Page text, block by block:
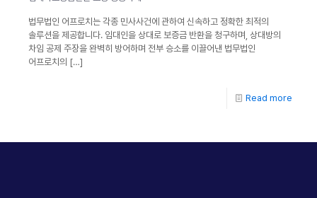
법무법인 어프로치는 각종 민사사건에 관하여 신속하고 정확한 최적의
솔루션을 제공합니다. 임대인을 상대로 보증금 반환을 청구하며, 상대방의
차임 공제 주장을 완벽히 방어하며 전부 승소를 이끌어낸 법무법인
어프로치의 […]
Read more